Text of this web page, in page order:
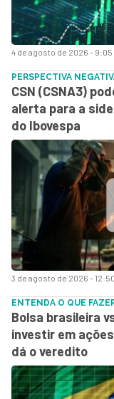
4 de agosto de 2026 - 9:05
3 de agosto de 2026 - 12:50
PERSPECTIVA
CSN (CSNA3)
alerta para a
do Ibovespa
ENTENDA O QUE
Bolsa brasileira
investir em
dá o veredito